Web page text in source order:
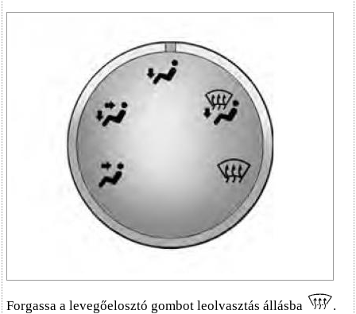
Forgassa a levegőelosztó gombot leolvasztás állásba .